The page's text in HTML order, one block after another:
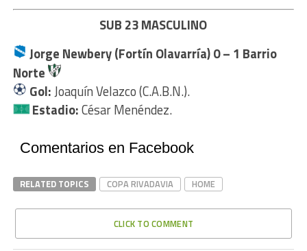
SUB 23 MASCULINO
Jorge Newbery (Fortín Olavarría) 0– 1 Barrio
Norte
Gol:Joaquín Velazco (C.A.B.N.).
Estadio:César Menéndez.
Comentarios en Facebook
RELATED TOPICS COPA RIVADAVIA HOME
CLICK TO COMMENT